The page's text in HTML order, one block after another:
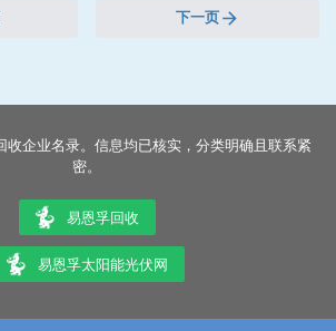
下一页
收企业名录。信息均已核实，分类明确且联系紧
密。
易恩孚回收
易恩孚太阳能光伏网